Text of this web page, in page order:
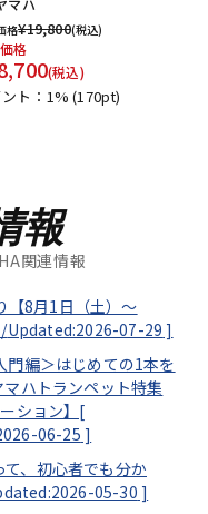
マハ
格¥19,800(税込)
格
(税込)
ント：1%(170pt)
報
関連情報
【8月1日（土）～
Updated:2026-07-29 ]
門編＞はじめての1本を
ハトランペット特集
ション】[
06-25 ]
て、初心者でも分か
05-30 ]